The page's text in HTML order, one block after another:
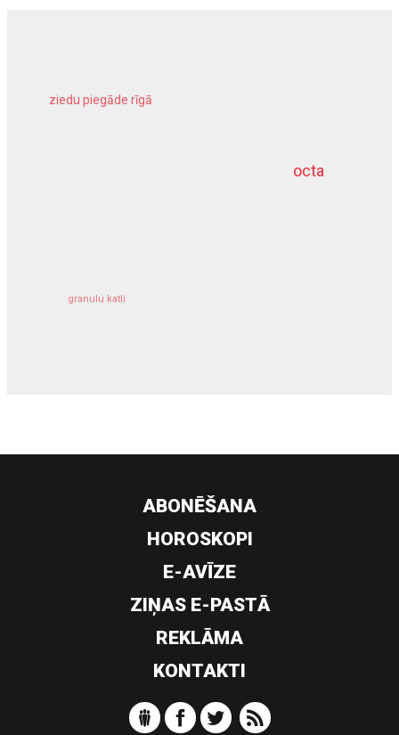
octa
ziedu piegāde rīgā
granulu katli
dziļurbums
ABONĒŠANA
HOROSKOPI
E-AVĪZE
ZIŅAS E-PASTĀ
REKLĀMA
KONTAKTI